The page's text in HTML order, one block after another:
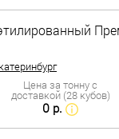
Цена за тонну с
доставкой (28 кубов)
0 р.